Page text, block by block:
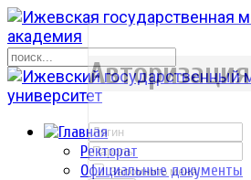
Ректорат
Официальные документы
р
Авторизация
Запомнить меня